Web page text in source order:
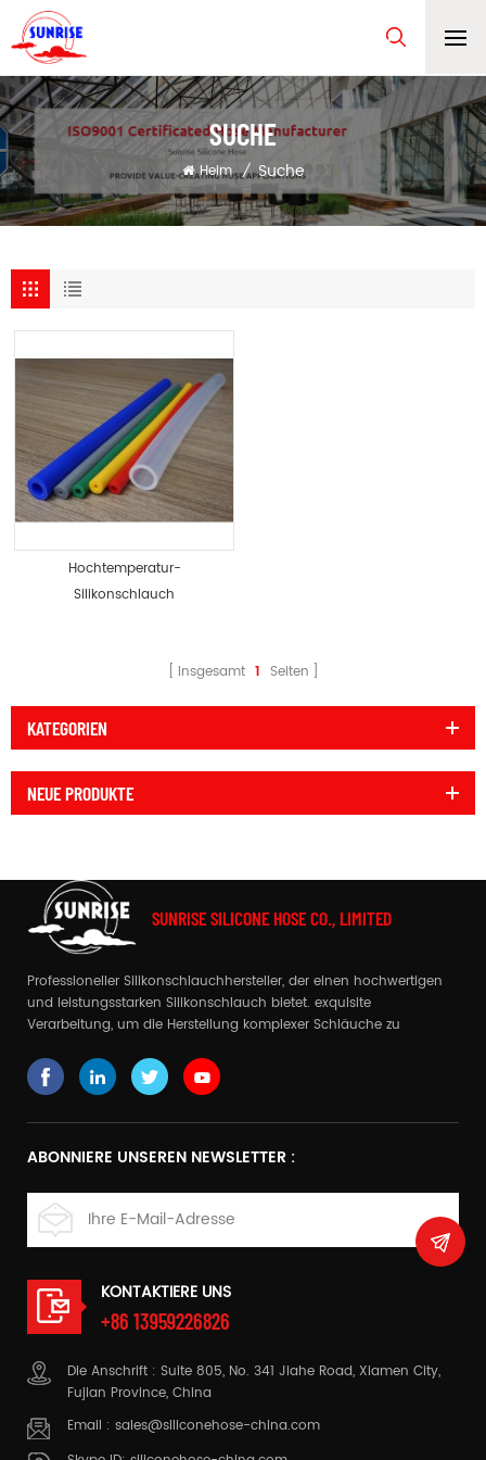
SUCHE
Heim / Suche
Hochtemperatur-
Silikonschlauch
Insgesamt 1 Seiten
KATEGORIEN
NEUE PRODUKTE
SUNRISE SILICONE HOSE CO., LIMITED
Professioneller Silikonschlauchhersteller, der einen hochwertigen
und leistungsstarken Silikonschlauch bietet. exquisite
Verarbeitung, um die Herstellung komplexer Schläuche zu
ABONNIERE UNSEREN NEWSLETTER :
KONTAKTIERE UNS
+86 13959226826
Die Anschrift : Suite 805, No. 341 Jiahe Road, Xiamen City,
Fujian Province, China
Email : sales@siliconehose-china.com